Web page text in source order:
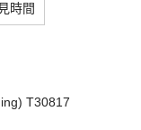
時間
T30817